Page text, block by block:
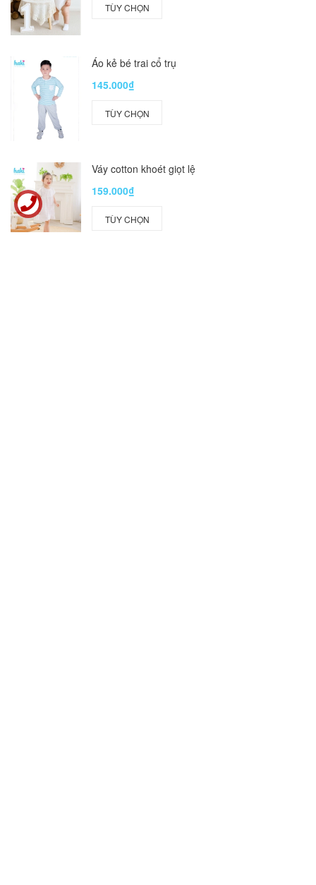
TÙY CHỌN
Áo kẻ bé trai cổ trụ
145.000₫
TÙY CHỌN
Váy cotton khoét giọt lệ
159.000₫
TÙY CHỌN